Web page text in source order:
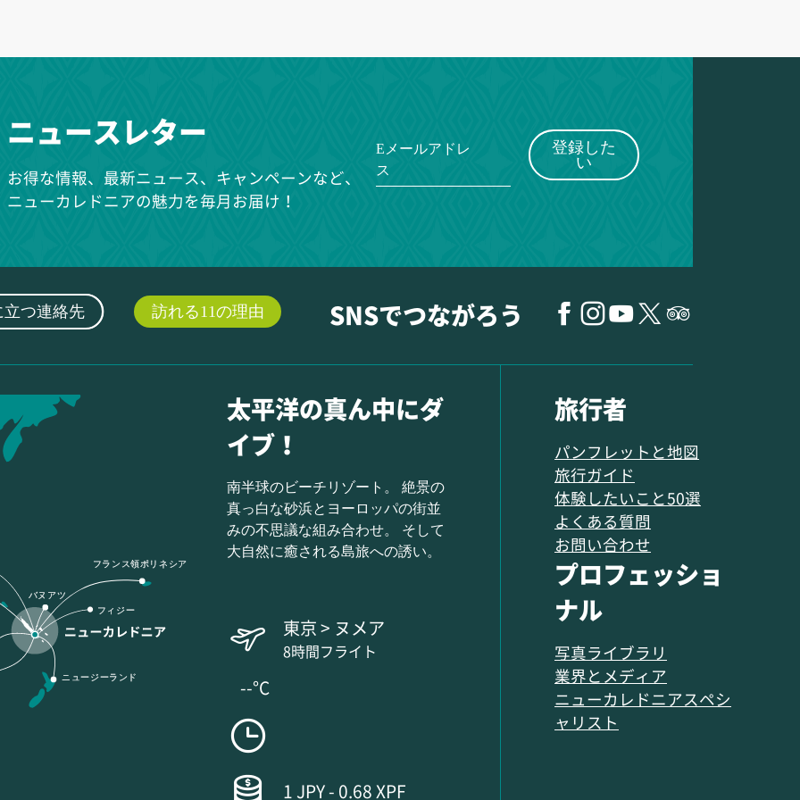
ニュースレター
お得な情報、最新ニュース、キャンペーンなど、
ニューカレドニアの魅力を毎月お届け！
Eメールアドレ
ス
登録した
い
立つ連絡先 訪れる11の理由 SNSでつながろう
フランス領ポリネシア
フィジー
ニュージーランド
バヌアツ
太平洋の真ん中にダ
イブ！
南半球のビーチリゾート。 絶景の
真っ白な砂浜とヨーロッパの街並
みの不思議な組み合わせ。 そして
大自然に癒される島旅への誘い。
東京 > ヌメア
8時間フライト
--°C
1 JPY - 0.68 XPF
旅行者
パンフレットと地図
旅行ガイド
体験したいこと50選
よくある質問
お問い合わせ
プロフェッショ
ナル
写真ライブラリ
業界とメディア
ニューカレドニアスペシ
ャリスト